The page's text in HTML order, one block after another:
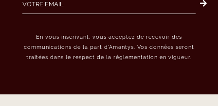
En vous inscrivant, vous acceptez de recevoir des
communications de la part d’Amantys. Vos données seront
traitées dans le respect de la réglementation en vigueur.